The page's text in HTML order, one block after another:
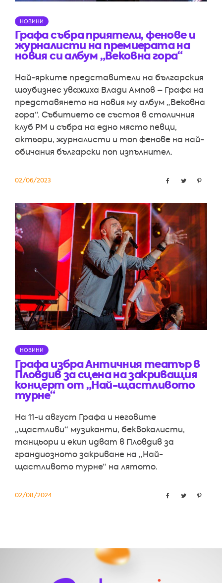
НОВИНИ
Графа събра приятели, фенове и
журналисти на премиерата на
новия си албум „Вековна гора“
Най-ярките представители на българския
шоубизнес уважиха Влади Ампов – Графа на
представянето на новия му албум „Вековна
гора“. Събитието се състоя в столичния
клуб PM и събра на едно място певци,
актьори, журналисти и топ фенове на най-
обичания български поп изпълнител.
02/06/2023
НОВИНИ
Графа избра Античния театър в
Пловдив за сцена на закриващия
концерт от „Най-щастливото
турне“
На 11-и август Графа и неговите
„щастливи“ музиканти, беквокалисти,
танцьори и екип идват в Пловдив за
грандиозното закриване на „Най-
щастливото турне“ на лятото.
02/08/2024